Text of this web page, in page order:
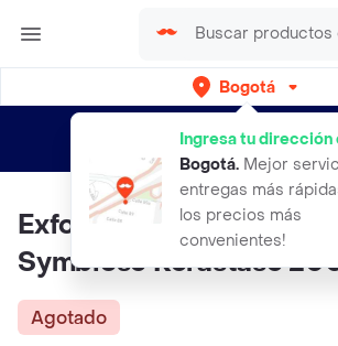
Bogotá
Ingresa tu dirección
Bogotá. Mejor
entregas más
los precios más
convenientes!
envíos gratis por semanas
Exfoliante Capilar
Symbiose Kérastase
Agotado